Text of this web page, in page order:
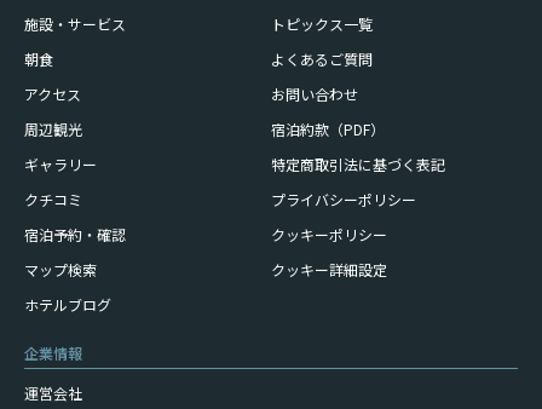
施設・サービス
朝食
アクセス
周辺観光
ギャラリー
クチコミ
宿泊予約・確認
マップ検索
ホテルブログ
トピックス一覧
よくあるご質問
お問い合わせ
宿泊約款（PDF）
特定商取引法に基づく表記
プライバシーポリシー
クッキーポリシー
クッキー詳細設定
企業情報
運営会社